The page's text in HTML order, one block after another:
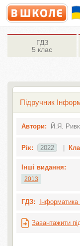
ГДЗ
5 клас
Підручник
Автори: Й.Я.
Рік: 2022
Інші видання:
2013
ГДЗ:
Завантажити